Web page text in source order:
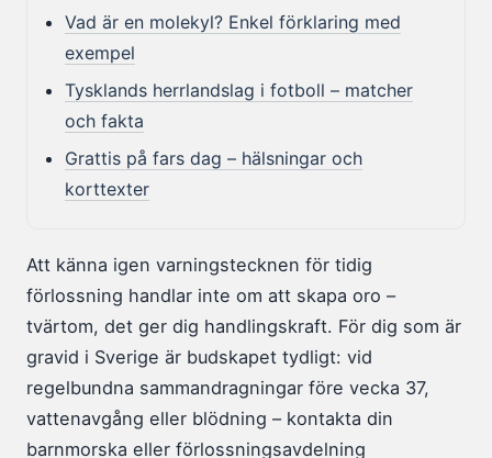
Vad är en molekyl? Enkel förklaring med
exempel
Tysklands herrlandslag i fotboll – matcher
och fakta
Grattis på fars dag – hälsningar och
korttexter
Att känna igen varningstecknen för tidig
förlossning handlar inte om att skapa oro –
tvärtom, det ger dig handlingskraft. För dig som är
gravid i Sverige är budskapet tydligt: vid
regelbundna sammandragningar före vecka 37,
vattenavgång eller blödning – kontakta din
barnmorska eller förlossningsavdelning